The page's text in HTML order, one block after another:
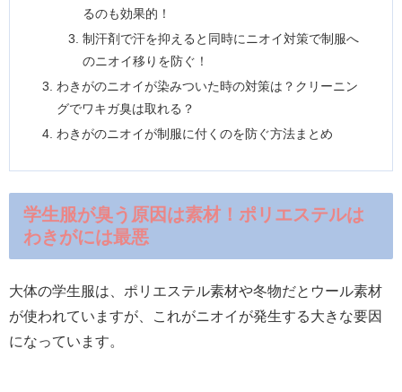
るのも効果的！
制汗剤で汗を抑えると同時にニオイ対策で制服へ
のニオイ移りを防ぐ！
わきがのニオイが染みついた時の対策は？クリーニン
グでワキガ臭は取れる？
わきがのニオイが制服に付くのを防ぐ方法まとめ
学生服が臭う原因は素材！ポリエステルは
わきがには最悪
大体の学生服は、ポリエステル素材や冬物だとウール素材
が使われていますが、これがニオイが発生する大きな要因
になっています。